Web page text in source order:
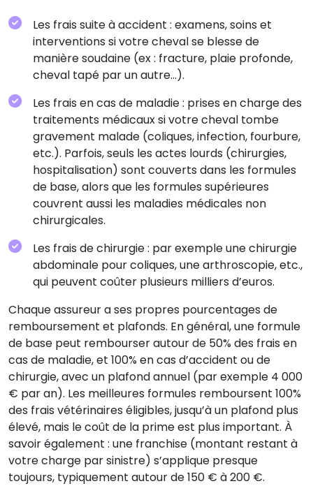
Les frais suite à accident : examens, soins et
interventions si votre cheval se blesse de
manière soudaine (ex : fracture, plaie profonde,
cheval tapé par un autre...).
Les frais en cas de maladie : prises en charge des
traitements médicaux si votre cheval tombe
gravement malade (coliques, infection, fourbure,
etc.). Parfois, seuls les actes lourds (chirurgies,
hospitalisation) sont couverts dans les formules
de base, alors que les formules supérieures
couvrent aussi les maladies médicales non
chirurgicales.
Les frais de chirurgie : par exemple une chirurgie
abdominale pour coliques, une arthroscopie, etc.,
qui peuvent coûter plusieurs milliers d’euros.
Chaque assureur a ses propres pourcentages de
remboursement et plafonds. En général, une formule
de base peut rembourser autour de 50% des frais en
cas de maladie, et 100% en cas d’accident ou de
chirurgie, avec un plafond annuel (par exemple 4 000
€ par an). Les meilleures formules remboursent 100%
des frais vétérinaires éligibles, jusqu’à un plafond plus
élevé, mais le coût de la prime est plus important. À
savoir également : une franchise (montant restant à
votre charge par sinistre) s’applique presque
toujours, typiquement autour de 150 € à 200 €.